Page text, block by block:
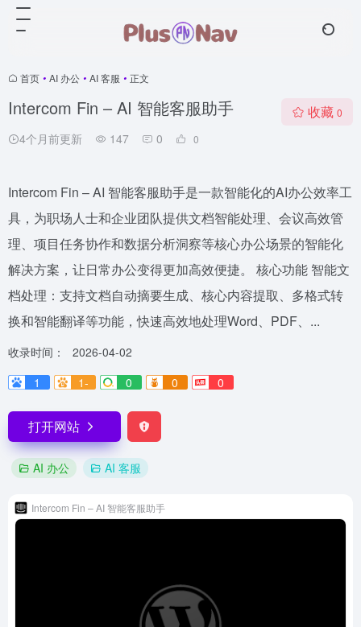
首页 • AI 办公 • AI 客服 • 正文
Intercom Fin – AI 智能客服助手
4个月前更新 147 0 0
收藏 0
Intercom Fin – AI 智能客服助手是一款智能化的AI办公效率工
具，为职场人士和企业团队提供文档智能处理、会议高效管
理、项目任务协作和数据分析洞察等核心办公场景的智能化
解决方案，让日常办公变得更加高效便捷。 核心功能 智能文
档处理：支持文档自动摘要生成、核心内容提取、多格式转
换和智能翻译等功能，快速高效地处理Word、PDF、...
收录时间：
2026-04-02
1
1- 0 0 0
打开网站
AI 办公 AI 客服
Intercom Fin – AI 智能客服助手